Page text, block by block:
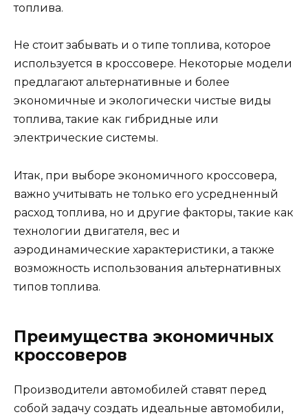
топлива.
Не стоит забывать и о типе топлива, которое
используется в кроссовере. Некоторые модели
предлагают альтернативные и более
экономичные и экологически чистые виды
топлива, такие как гибридные или
электрические системы.
Итак, при выборе экономичного кроссовера,
важно учитывать не только его усредненный
расход топлива, но и другие факторы, такие как
технологии двигателя, вес и
аэродинамические характеристики, а также
возможность использования альтернативных
типов топлива.
Преимущества экономичных
кроссоверов
Производители автомобилей ставят перед
собой задачу создать идеальные автомобили,